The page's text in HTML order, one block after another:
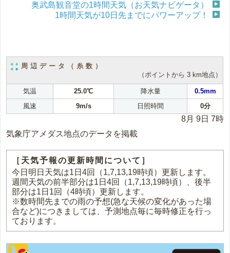
奥武島観音堂の1時間天気（お天気ナビゲータ）
1時間天気が10日先までにパワーアップ！
周辺データ（糸数）
（ポイントから 3 km地点）
気温 25.0℃ 降水量
0.5mm
風速
9m/s 日照時間 0分
8月 9日 7時
気象庁アメダス地点のデータを掲載
［天気予報の更新時間について］
今日明日天気は1日4回（1,7,13,19時頃）更新します。
週間天気の前半部分は1日4回（1,7,13,19時頃）、後半
部分は1日1回（4時頃）更新します。
※数時間先までの雨の予想(急な天候の変化があった場
合など)につきましては、予測地点毎に毎時修正を行っ
ております。